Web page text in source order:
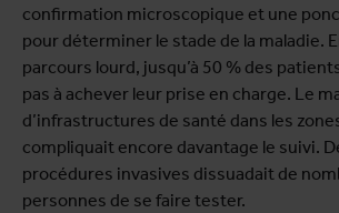
confirmation microscopique et une
pour déterminer le stade de la maladie.
parcours lourd, jusqu’à 50 % des
pas à achever leur prise en charge. Le
d’infrastructures de santé dans les
compliquait encore davantage le suivi.
procédures invasives dissuadait de
personnes de se faire tester.